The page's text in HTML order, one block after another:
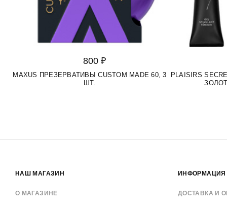
800 ₽
MAXUS ПРЕЗЕРВАТИВЫ CUSTOM MADE 60, 3
ШТ.
PLAISIRS
НАШ МАГАЗИН
О МАГАЗИНЕ ДОСТАВКА И